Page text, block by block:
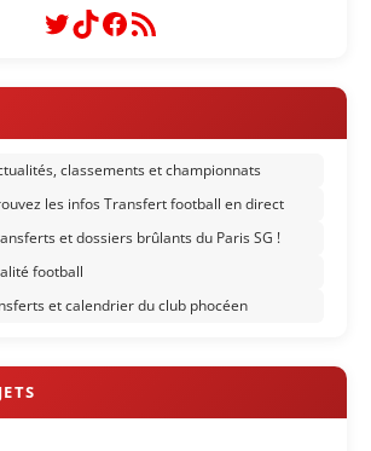
Twitter
TikTok
Facebook
Flux RSS
classements et championnats
les infos Transfert football en direct
et dossiers brûlants du Paris SG !
football
et calendrier du club phocéen